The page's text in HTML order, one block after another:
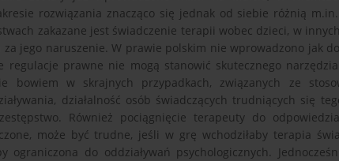
rozwiązania znacząco się jednak od siebie różnią
zakazane jest świadczenie terapii wobec dzieci, w
jego naruszenie. W prawie polskim nie wprowadzono jak
regulacje prawne nie mogą stanowić skutecznego
bowiem w skrajnych przypadkach, związanych ze
działalność osób świadczących trudniących się
Również pociągnięcie terapeuty do
może być trudne, jeśli w grę wchodziłaby terapia
ograniczona do oddziaływań psychologicznych.